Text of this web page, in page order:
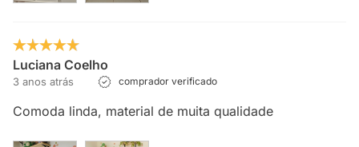
Luciana Coelho
3 anos atrás comprador verificado
Comoda linda, material de muita qualidade